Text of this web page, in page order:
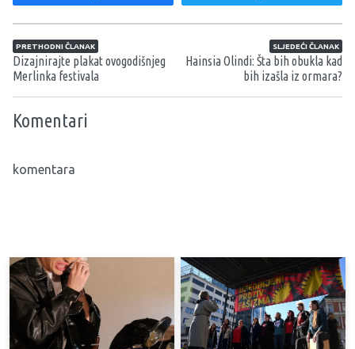
Navigacija članaka
PRETHODNI ČLANAK
Dizajnirajte plakat ovogodišnjeg
Merlinka festivala
SLJEDEĆI ČLANAK
Hainsia Olindi: Šta bih obukla kad
bih izašla iz ormara?
Komentari
komentara